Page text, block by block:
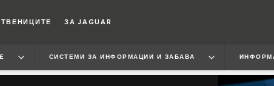
ЗА JAGUAR
СИСТЕМИ ЗА ИНФОРМАЦИИ И ЗАБАВА